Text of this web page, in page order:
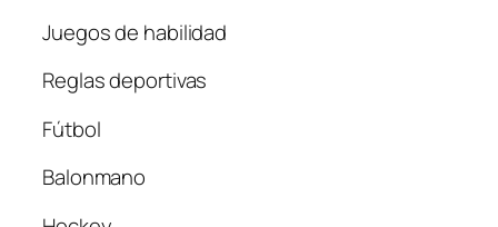
Juegos de habilidad
Reglas deportivas
Fútbol
Balonmano